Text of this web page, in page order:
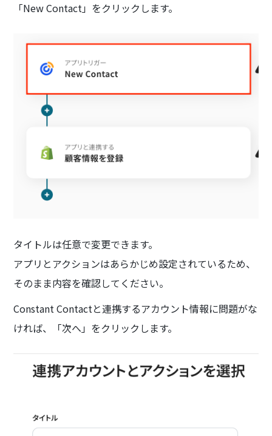
「New Contact」をクリックします。
タイトルは任意で変更できます。
アプリとアクションはあらかじめ設定されているため、
そのまま内容を確認してください。
Constant Contactと連携するアカウント情報に問題がな
ければ、「次へ」をクリックします。